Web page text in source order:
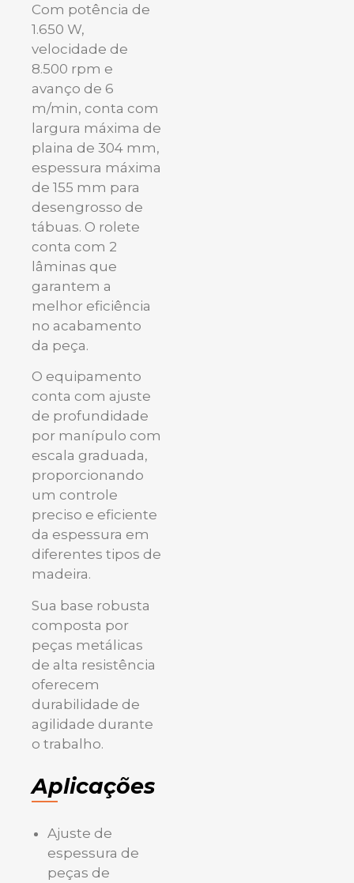
Com potência de
1.650 W,
velocidade de
8.500 rpm e
avanço de 6
m/min, conta com
largura máxima de
plaina de 304 mm,
espessura máxima
de 155 mm para
desengrosso de
tábuas. O rolete
conta com 2
lâminas que
garantem a
melhor eficiência
no acabamento
da peça.
O equipamento
conta com ajuste
de profundidade
por manípulo com
escala graduada,
proporcionando
um controle
preciso e eficiente
da espessura em
diferentes tipos de
madeira.
Sua base robusta
composta por
peças metálicas
de alta resistência
oferecem
durabilidade de
agilidade durante
o trabalho.
Aplicações
Ajuste de
espessura de
peças de